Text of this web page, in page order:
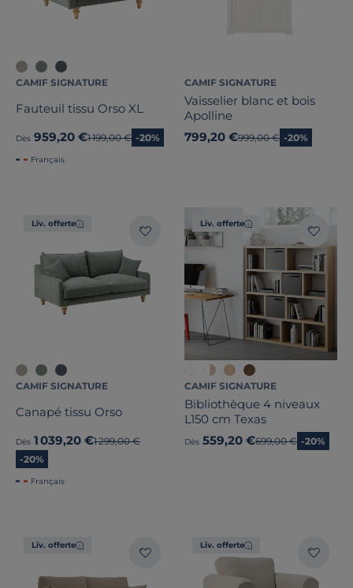
CAMIF SIGNATURE
Fauteuil tissu Orso XL
Dès 959,20 €Ancien prix
1 199,00 € -20%
Français
CAMIF SIGNATURE
Vaisselier blanc et bois
Apolline
799,20 €Ancien prix
999,00 € -20%
Liv. offerte
CAMIF SIGNATURE
Canapé tissu Orso
Dès 1 039,20 €Ancien prix
1 299,00 €
-20%
Français
Liv. offerte
CAMIF SIGNATURE
Bibliothèque 4 niveaux
L150 cm Texas
Dès 559,20 €Ancien prix
699,00 € -20%
Liv. offerte Liv. offerte